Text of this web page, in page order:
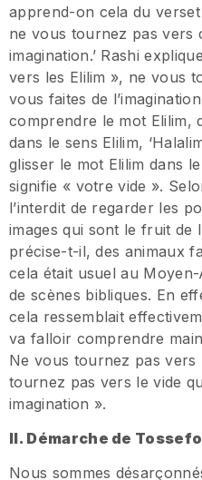
apprend-on cela du verset
ne vous tournez pas vers
imagination.’ Rashi
vers les Elilim », ne vous
vous faites de
comprendre le mot Elilim,
dans le sens Elilim,
glisser le mot Elilim dans
signifie « votre vide ».
l’interdit de regarder les
images qui sont le fruit de
précise-t-il, des animaux
cela était usuel au
de scènes bibliques. En
cela ressemblait
va falloir comprendre
Ne vous tournez pas vers
tournez pas vers le vide
imagination ».
II. Démarche de
Nous sommes